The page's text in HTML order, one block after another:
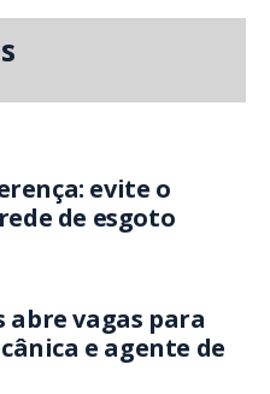
evite o
de esgoto
abre vagas para
e agente de